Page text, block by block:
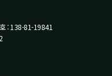
: 138-81-19841